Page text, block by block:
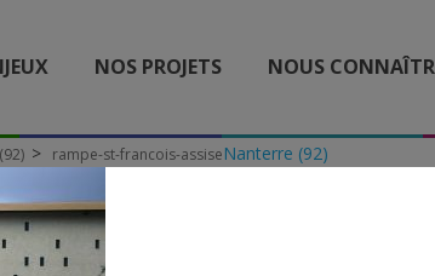
NOS PROJETS NOUS
Nanterre (92)
rampe-st-francois-assise
ST-FRANCOIS-